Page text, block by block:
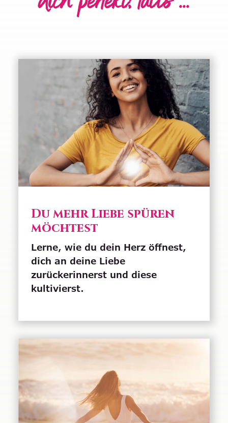
Du mehr Liebe spüren
möchtest
Lerne, wie du dein Herz öffnest,
dich an deine Liebe
zurückerinnerst und diese
kultivierst.